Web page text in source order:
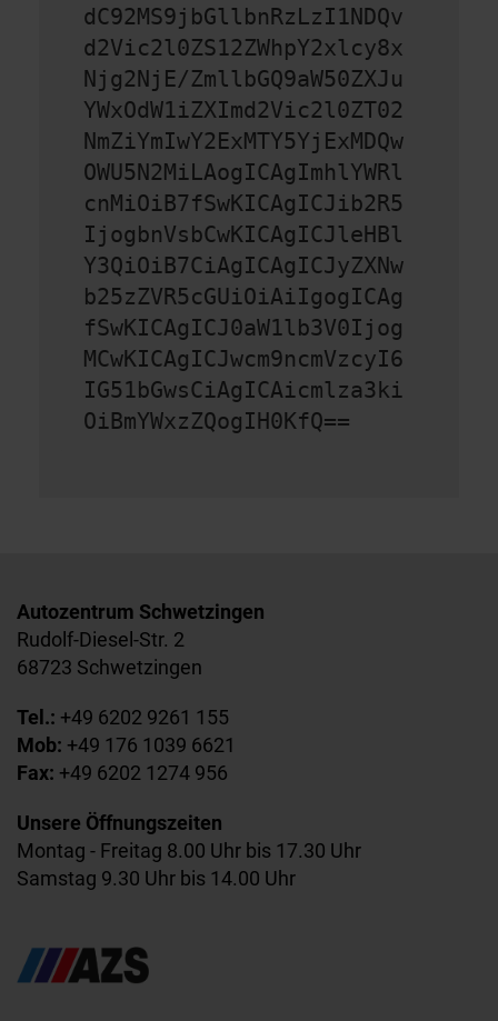
dC92MS9jbGllbnRzLzI1NDQv
d2Vic2l0ZS12ZWhpY2xlcy8x
Njg2NjE/ZmllbGQ9aW50ZXJu
YWxOdW1iZXImd2Vic2l0ZT02
NmZiYmIwY2ExMTY5YjExMDQw
OWU5N2MiLAogICAgImhlYWRl
cnMiOiB7fSwKICAgICJib2R5
IjogbnVsbCwKICAgICJleHBl
Y3QiOiB7CiAgICAgICJyZXNw
b25zZVR5cGUiOiAiIgogICAg
fSwKICAgICJ0aW1lb3V0Ijog
MCwKICAgICJwcm9ncmVzcyI6
IG51bGwsCiAgICAicmlza3ki
OiBmYWxzZQogIH0KfQ==
Autozentrum Schwetzingen
Rudolf-Diesel-Str. 2
68723 Schwetzingen
Tel.: +49 6202 9261 155
Mob: +49 176 1039 6621
Fax: +49 6202 1274 956
Unsere Öffnungszeiten
Montag - Freitag 8.00 Uhr bis 17.30 Uhr
Samstag 9.30 Uhr bis 14.00 Uhr